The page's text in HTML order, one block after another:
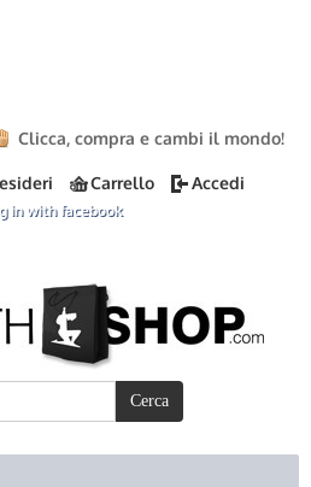
Clicca, compra e cambi il mondo!
Carrello Accedi
in with facebook